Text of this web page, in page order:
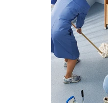
2週目